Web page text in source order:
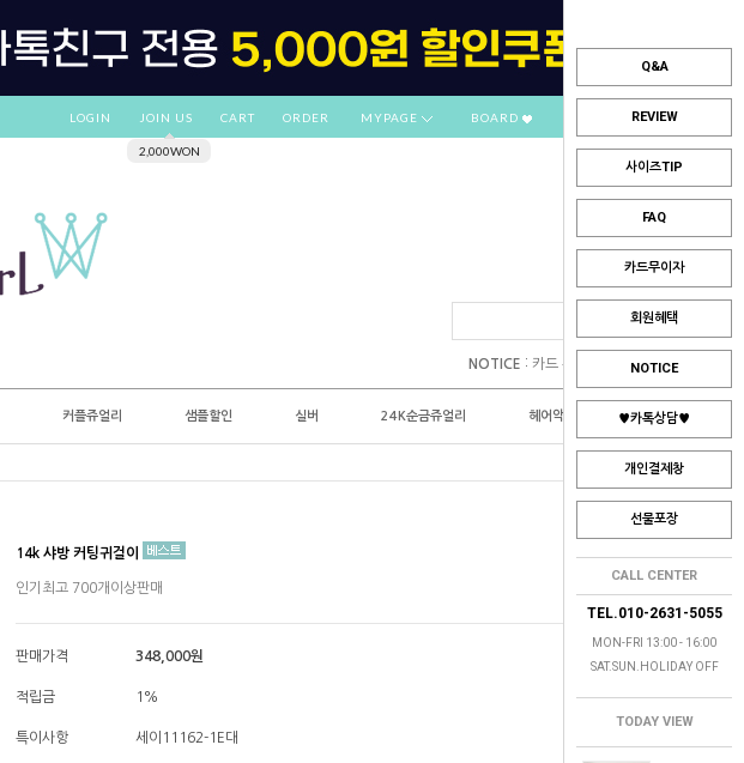
Q&A
REVIEW
사이즈TIP
FAQ
카드무이자
회원혜택
NOTICE
♥카톡상담♥
개인결제창
선물포장
CALL CENTER
TEL.010-2631-5055
MON-FRI 13:00 - 16:00
SAT.SUN.HOLIDAY OFF
TODAY VIEW
LOGIN JOIN US
2,000WON
CART ORDER MYPAGE BOARD
NOTICE : 카드 부분무이자 안내
커플쥬얼리 샘플할인 실버 24K순금쥬얼리 헤어악세사리
14k 샤방 커팅귀걸이
인기최고 700개이상판매
판매가격 348,000원
적립금 1%
특이사항 세이11162-1E대